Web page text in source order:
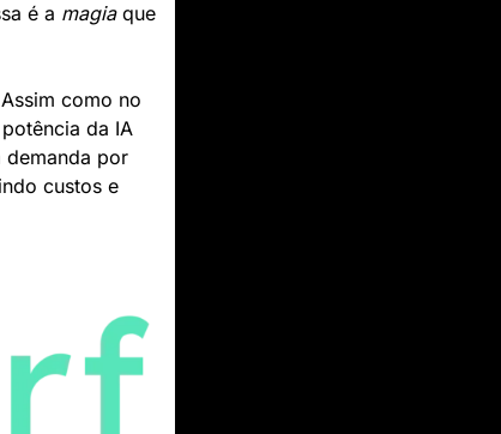
é a magia que
como no
da IA
demanda por
custos e